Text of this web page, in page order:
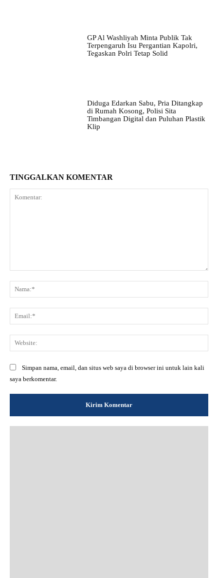
GP Al Washliyah Minta Publik Tak
Terpengaruh Isu Pergantian Kapolri,
Tegaskan Polri Tetap Solid
Diduga Edarkan Sabu, Pria Ditangkap
di Rumah Kosong, Polisi Sita
Timbangan Digital dan Puluhan Plastik
Klip
TINGGALKAN KOMENTAR
Simpan nama, email, dan situs web saya di browser ini untuk lain kali
saya berkomentar.